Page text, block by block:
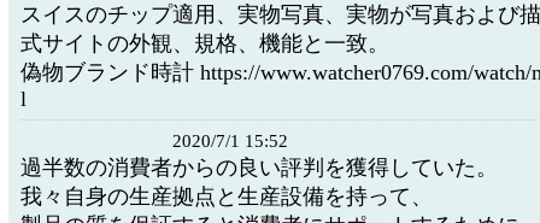
スイスのチップ適用、実物写真、実物が写真および
式サイトの外観、規格、機能と一致。
偽物ブランド時計 https://www.watcher0769.com/watch/
l
2020/7/1 15:52
過半数の消費者からの良い評判を獲得していた。
我々自身の生産拠点と生産設備を持って、